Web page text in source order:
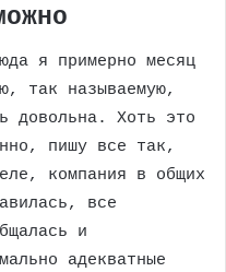
я примерно месяц
так называемую,
довольна. Хоть это
пишу все так,
компания в общих
все
и
адекватные